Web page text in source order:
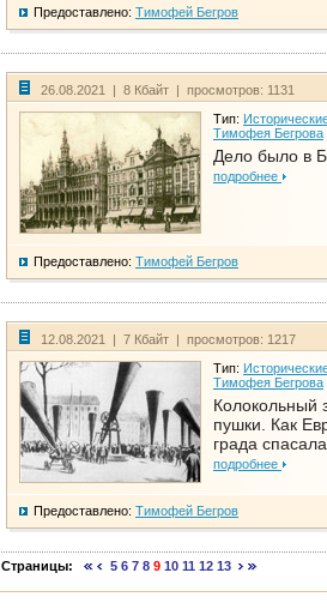
Предоставлено: Тимофей Бегров
26.08.2021 | 8 Кбайт | просмотров: 1131
Тип:
Тимофея Бегрова
Дело было в
подробнее
Предоставлено: Тимофей Бегров
12.08.2021 | 7 Кбайт | просмотров: 1217
Тип:
Тимофея Бегрова
Колокольный
пушки. Как
града
подробнее
Предоставлено: Тимофей Бегров
Страницы: 5 6 7 8 9 10 11 12 13